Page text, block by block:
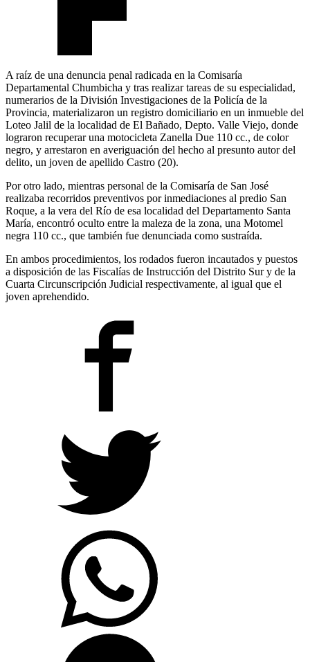
A raíz de una denuncia penal radicada en la Comisaría
Departamental Chumbicha y tras realizar tareas de su especialidad,
numerarios de la División Investigaciones de la Policía de la
Provincia, materializaron un registro domiciliario en un inmueble del
Loteo Jalil de la localidad de El Bañado, Depto. Valle Viejo, donde
lograron recuperar una motocicleta Zanella Due 110 cc., de color
negro, y arrestaron en averiguación del hecho al presunto autor del
delito, un joven de apellido Castro (20).
Por otro lado, mientras personal de la Comisaría de San José
realizaba recorridos preventivos por inmediaciones al predio San
Roque, a la vera del Río de esa localidad del Departamento Santa
María, encontró oculto entre la maleza de la zona, una Motomel
negra 110 cc., que también fue denunciada como sustraída.
En ambos procedimientos, los rodados fueron incautados y puestos
a disposición de las Fiscalías de Instrucción del Distrito Sur y de la
Cuarta Circunscripción Judicial respectivamente, al igual que el
joven aprehendido.